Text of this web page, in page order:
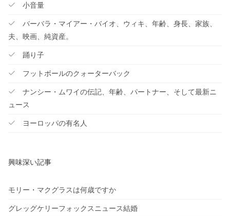
小音量
バーバラ・マイアー・バイオ、ウィキ、年齢、身長、家族、
夫、映画、純資産。
踊り子
フットボールのクォーターバック
ナンシー・ムワイの伝記、年齢、パートナー、そして最新ニ
ュース
ヨーロッパの有名人
興味深い記事
モリー・マクグラスは何歳ですか
グレッグケリーフォックスニュース結婚